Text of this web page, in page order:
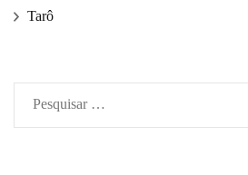
Tarô
Pesquisar
por: